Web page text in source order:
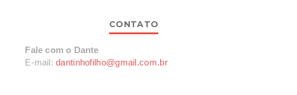
CONTATO
Fale com o Dante
E-mail: dantinhofilho@gmail.com.br